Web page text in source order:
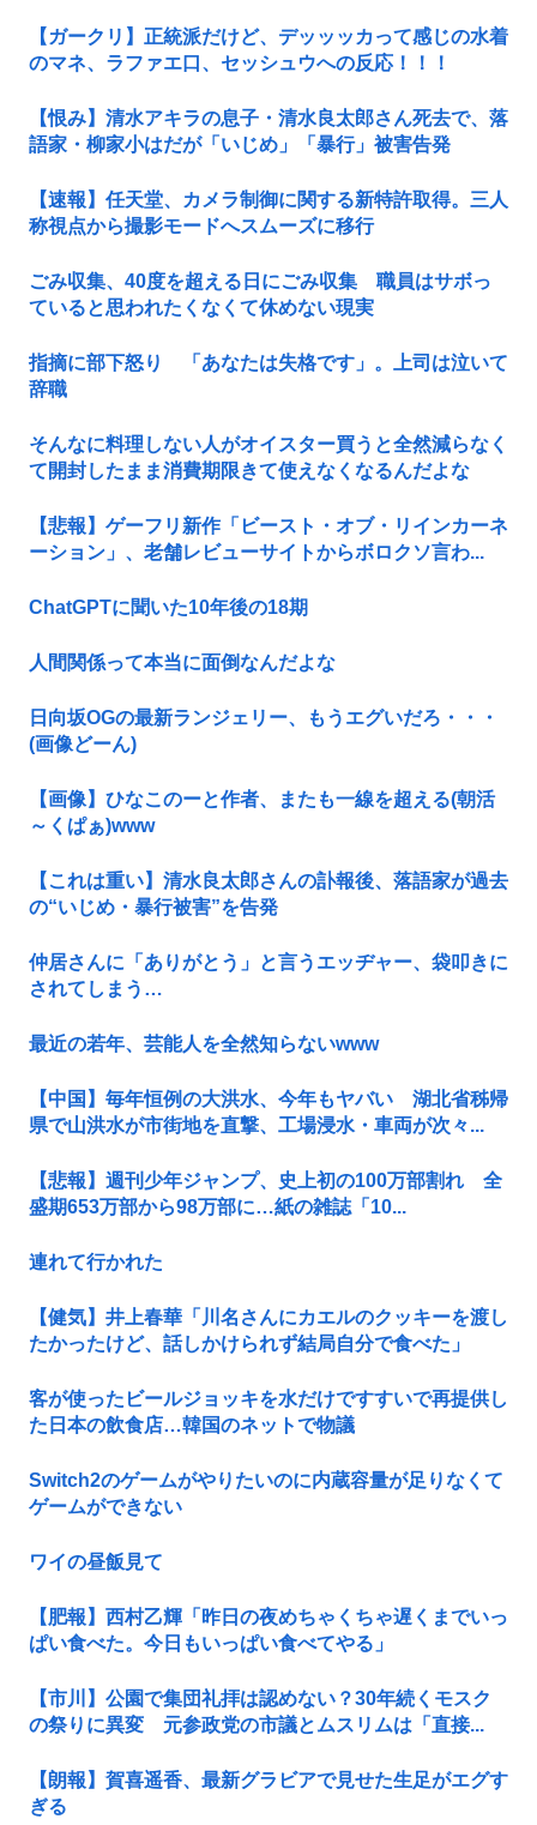
【ガークリ】正統派だけど、デッッッカって感じの水着
のマネ、ラファエ口、セッシュウへの反応！！！
【恨み】清水アキラの息子・清水良太郎さん死去で、落
語家・柳家小はだが「いじめ」「暴行」被害告発
【速報】任天堂、カメラ制御に関する新特許取得。三人
称視点から撮影モードへスムーズに移行
ごみ収集、40度を超える日にごみ収集 職員はサボっ
ていると思われたくなくて休めない現実
指摘に部下怒り 「あなたは失格です」。上司は泣いて
辞職
そんなに料理しない人がオイスター買うと全然減らなく
て開封したまま消費期限きて使えなくなるんだよな
【悲報】ゲーフリ新作「ビースト・オブ・リインカーネ
ーション」、老舗レビューサイトからボロクソ言わ...
ChatGPTに聞いた10年後の18期
人間関係って本当に面倒なんだよな
日向坂OGの最新ランジェリー、もうエグいだろ・・・
(画像どーん)
【画像】ひなこのーと作者、またも一線を超える(朝活
～くぱぁ)www
【これは重い】清水良太郎さんの訃報後、落語家が過去
の“いじめ・暴行被害”を告発
仲居さんに「ありがとう」と言うエッヂャー、袋叩きに
されてしまう…
最近の若年、芸能人を全然知らないwww
【中国】毎年恒例の大洪水、今年もヤバい 湖北省秭帰
県で山洪水が市街地を直撃、工場浸水・車両が次々...
【悲報】週刊少年ジャンプ、史上初の100万部割れ 全
盛期653万部から98万部に…紙の雑誌「10...
連れて行かれた
【健気】井上春華「川名さんにカエルのクッキーを渡し
たかったけど、話しかけられず結局自分で食べた」
客が使ったビールジョッキを水だけですすいで再提供し
た日本の飲食店…韓国のネットで物議
Switch2のゲームがやりたいのに内蔵容量が足りなくて
ゲームができない
ワイの昼飯見て
【肥報】西村乙輝「昨日の夜めちゃくちゃ遅くまでいっ
ぱい食べた。今日もいっぱい食べてやる」
【市川】公園で集団礼拝は認めない？30年続くモスク
の祭りに異変 元参政党の市議とムスリムは「直接...
【朗報】賀喜遥香、最新グラビアで見せた生足がエグす
ぎる